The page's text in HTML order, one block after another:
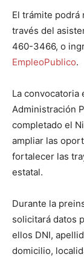
El trámite podrá
través del
460-3466, o
EmpleoPublico.
La convocatoria
Administración
completado el
ampliar las
fortalecer las
estatal.
Durante la
solicitará datos
ellos DNI,
domicilio,